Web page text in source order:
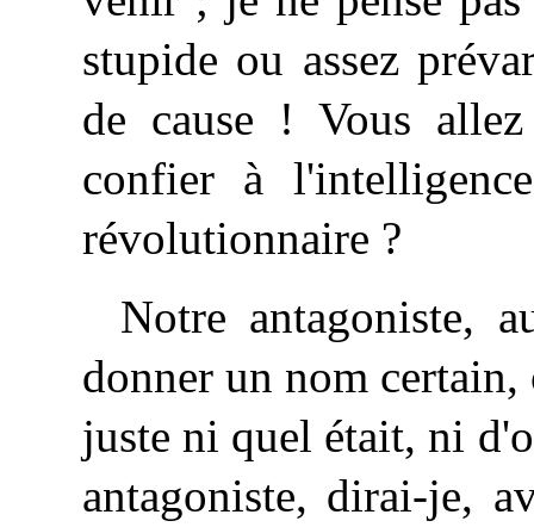
stupide ou assez
de cause ! Vous
confier à
révolutionnaire ?
Notre antagoniste,
donner un nom
juste ni quel était, ni
antagoniste, dirai-je,